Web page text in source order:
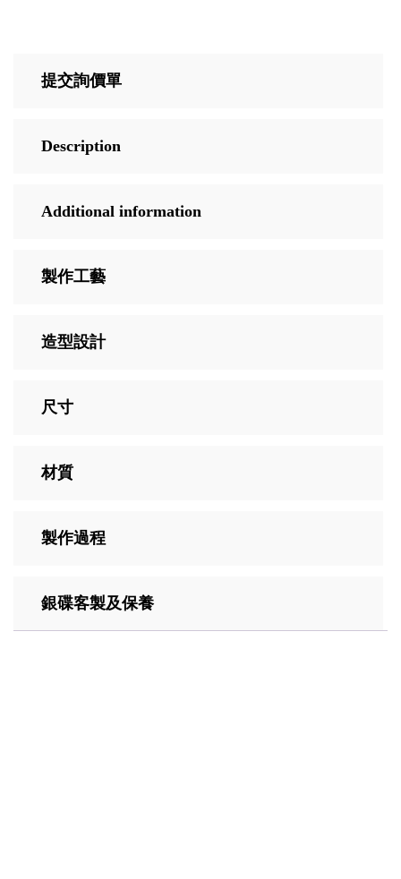
提交詢價單
Description
Additional information
製作工藝
造型設計
尺寸
材質
製作過程
銀碟客製及保養